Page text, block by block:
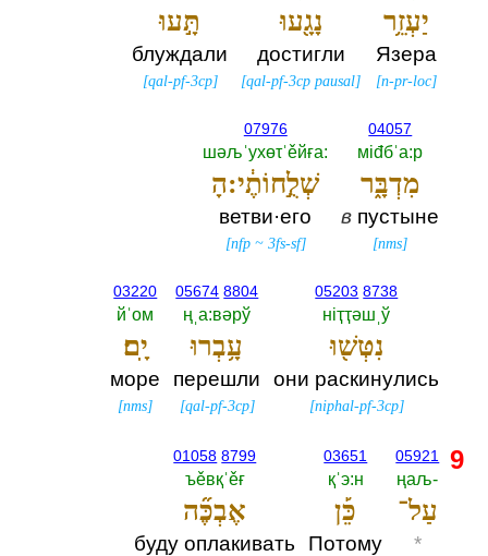
יַעְזֵ֥ר
Язера
[n-pr-loc]
נָגָ֖עוּ
достигли
[qal-pf-3cp pausal]
תָּ֣עוּ
блуждали
[qal-pf-3cp]
04057
мiđбˈа:р
מִדְבָּ֑ר
в пустыне
[nms]
07976
шәљˈухөτˈěйға:‎
שְׁלֻ֣חוֹתֶ֔י:הָ
ветви·его
[nfp~ 3fs-sf]
05203 8738
нiҭҭәшˌў
נִטְּשׁ֖וּ
они раскинулись
[niphal-pf-3cp]
05674 8804
ңˌа:вәрў
עָ֥בְרוּ
перешли
[qal-pf-3cp]
03220
йˈом
יָֽם׃
море
[nms]
05921
ңаљ-‎
עַל־
*
03651
қˈэ:н
כֵּ֡ן
Потому
01058 8799
ъěвқˈěғ
אֶבְכֶּ֞ה
буду оплакивать
9